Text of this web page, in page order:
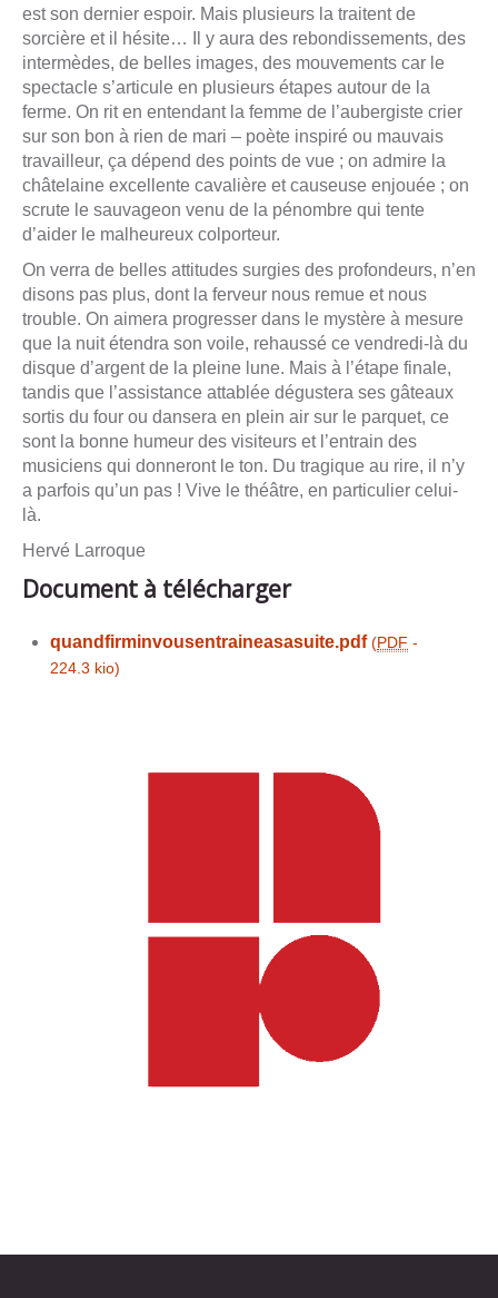
est son dernier espoir. Mais plusieurs la traitent de
sorcière et il hésite… Il y aura des rebondissements, des
intermèdes, de belles images, des mouvements car le
spectacle s’articule en plusieurs étapes autour de la
ferme. On rit en entendant la femme de l’aubergiste crier
sur son bon à rien de mari – poète inspiré ou mauvais
travailleur, ça dépend des points de vue ; on admire la
châtelaine excellente cavalière et causeuse enjouée ; on
scrute le sauvageon venu de la pénombre qui tente
d’aider le malheureux colporteur.
On verra de belles attitudes surgies des profondeurs, n’en
disons pas plus, dont la ferveur nous remue et nous
trouble. On aimera progresser dans le mystère à mesure
que la nuit étendra son voile, rehaussé ce vendredi-là du
disque d’argent de la pleine lune. Mais à l’étape finale,
tandis que l’assistance attablée dégustera ses gâteaux
sortis du four ou dansera en plein air sur le parquet, ce
sont la bonne humeur des visiteurs et l’entrain des
musiciens qui donneront le ton. Du tragique au rire, il n’y
a parfois qu’un pas ! Vive le théâtre, en particulier celui-
là.
Hervé Larroque
Document à télécharger
quandfirminvousentraineasasuite.pdf (PDF -
224.3 kio)